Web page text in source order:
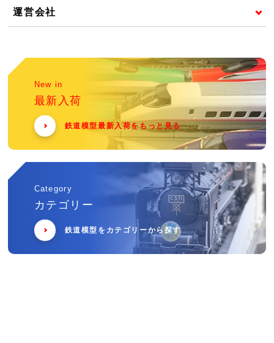
運営会社
New in
最新入荷
鉄道模型最新入荷をもっと見る
Category
カテゴリー
鉄道模型をカテゴリーから探す